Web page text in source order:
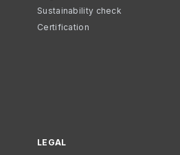
Sustainability check
Certification
LEGAL